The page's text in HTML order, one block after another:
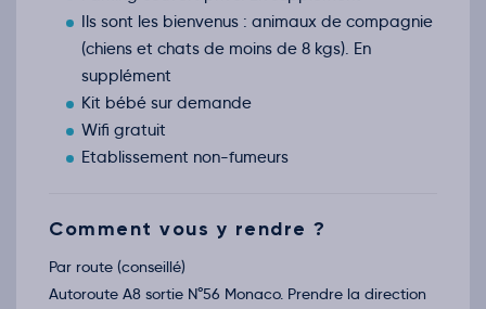
Ils sont les bienvenus : animaux de compagnie
(chiens et chats de moins de 8 kgs). En
supplément
Kit bébé sur demande
Wifi gratuit
Etablissement non-fumeurs
Comment vous y rendre ?
Par route (conseillé)
Autoroute A8 sortie N°56 Monaco. Prendre la direction